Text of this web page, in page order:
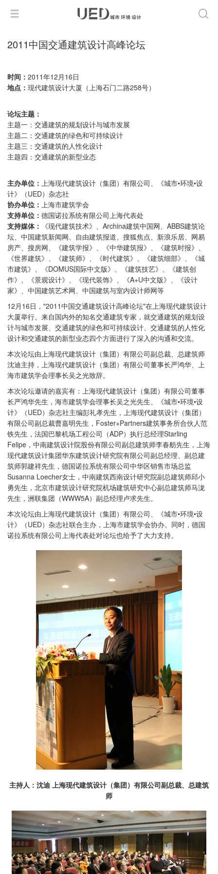
2011中国交通建筑设计高峰论坛
时间： 2011年12月16日
地点： 现代建筑设计大厦（上海石门二路258号）
论坛主题：
主题一：交通建筑的规划设计与城市发展
主题二：交通建筑的绿色和可持续设计
主题三：交通建筑的人性化设计
主题四：交通建筑的新型业态
主办单位： 上海现代建筑设计（集团）有限公司、《城市•环境•设
计》（UED）杂志社
协办单位： 上海市建筑学会
支持单位： 德国诺拉系统有限公司上海代表处
支持媒体：
《现代建筑技术》、Archina建筑中国网、ABBS建筑论
坛、中国建筑新闻网、自由建筑报道、搜狐焦点、新浪乐居、网易
房产、搜房网、《建筑学报》、《中华建筑报》、《建筑时报》、
《世界建筑》、《建筑师》、《时代建筑》、《建筑细部》、《城
市建筑》、《DOMUS国际中文版》、《建筑技艺》、《建筑创
作》、《景观设计》、《现代装饰》、《A+U中文版》、《设计
家》、中国建筑艺术网、中国建筑与室内设计师网等
12月16日，"2011中国交通建筑设计高峰论坛"在上海现代建筑设计
大厦举行。来自国内外的知名交通建筑专家，就交通建筑的规划设
计与城市发展、交通建筑的绿色和可持续设计、交通建筑的人性化
设计和交通建筑的新型业态四个方面进行了深入的沟通和交流。
本次论坛由上海现代建筑设计（集团）有限公司副总裁、总建筑师
沈迪主持，上海现代建筑设计（集团）有限公司董事长严鸿华、上
海市建筑学会理事长吴之光致辞。
本次论坛邀请的嘉宾有：上海现代建筑设计（集团）有限公司董事
长严鸿华先生，海市建筑学会理事长吴之光先生、《城市•环境•设
计》（UED）杂志社主编彭礼孝先生，上海现代建筑设计（集团）
有限公司副总裁曹嘉明先生，Foster+Partners建筑事务所合伙人范
铁先生，法国巴黎机场工程公司（ADP）执行总经理Starling
Felipe，中南建筑设计院股份有限公司副总建筑师李春舫先生，上海
现代建筑设计集团华东建筑设计研究院有限公司副总经理、副总建
筑师郭建祥先生，德国诺拉系统有限公司中华区销售市场总监
Susanna Loecher女士，中南建筑西南设计研究院副总建筑师邱小
勇先生，北京市建筑设计研究院机场建筑研究中心副总建筑师马泷
先生，洲联集团（WWW5A）副总经理卢求先生。
本次论坛由上海现代建筑设计（集团）有限公司、《城市•环境•设
计》（UED）杂志社联合主办，上海市建筑学会协办。同时，德国
诺拉系统有限公司上海代表处对论坛也给予了大力支持。
主持人：沈迪 上海现代建筑设计（集团）有限公司副总裁、总建筑
师